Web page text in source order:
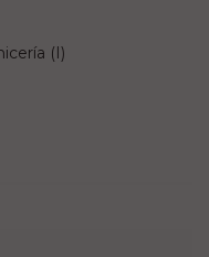
(I)